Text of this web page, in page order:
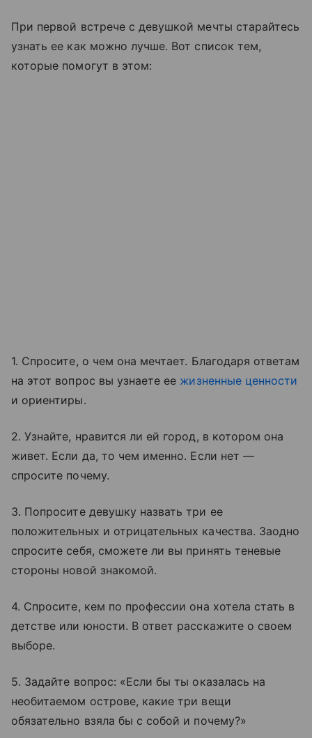
При первой встрече с девушкой мечты старайтесь
узнать ее как можно лучше. Вот список тем,
которые помогут в этом:
1. Спросите, о чем она мечтает. Благодаря ответам
на этот вопрос вы узнаете ее жизненные ценности
и ориентиры.
2. Узнайте, нравится ли ей город, в котором она
живет. Если да, то чем именно. Если нет —
спросите почему.
3. Попросите девушку назвать три ее
положительных и отрицательных качества. Заодно
спросите себя, сможете ли вы принять теневые
стороны новой знакомой.
4. Спросите, кем по профессии она хотела стать в
детстве или юности. В ответ расскажите о своем
выборе.
5. Задайте вопрос: «Если бы ты оказалась на
необитаемом острове, какие три вещи
обязательно взяла бы с собой и почему?»